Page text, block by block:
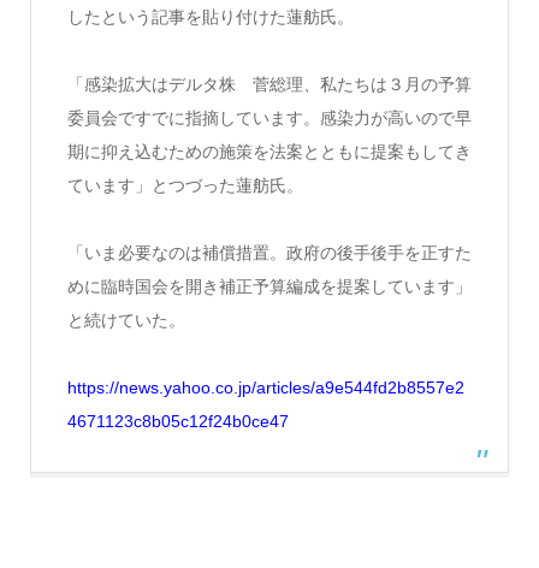
したという記事を貼り付けた蓮舫氏。
「感染拡大はデルタ株 菅総理、私たちは３月の予算
委員会ですでに指摘しています。感染力が高いので早
期に抑え込むための施策を法案とともに提案もしてき
ています」とつづった蓮舫氏。
「いま必要なのは補償措置。政府の後手後手を正すた
めに臨時国会を開き補正予算編成を提案しています」
と続けていた。
https://news.yahoo.co.jp/articles/a9e544fd2b8557e2
4671123c8b05c12f24b0ce47